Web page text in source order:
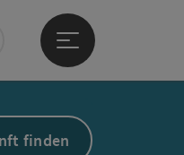
Linz, wolkig
Hauptmenü öffnen
finden